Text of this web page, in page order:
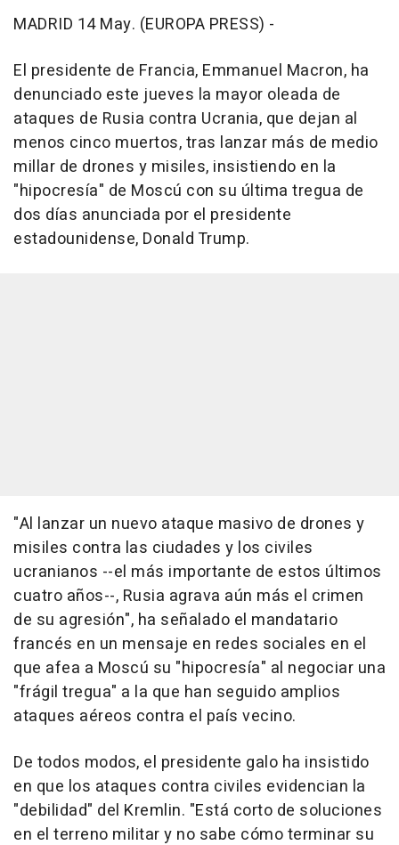
MADRID 14 May. (EUROPA PRESS) -
El presidente de Francia, Emmanuel Macron, ha
denunciado este jueves la mayor oleada de
ataques de Rusia contra Ucrania, que dejan al
menos cinco muertos, tras lanzar más de medio
millar de drones y misiles, insistiendo en la
"hipocresía" de Moscú con su última tregua de
dos días anunciada por el presidente
estadounidense, Donald Trump.
"Al lanzar un nuevo ataque masivo de drones y
misiles contra las ciudades y los civiles
ucranianos --el más importante de estos últimos
cuatro años--, Rusia agrava aún más el crimen
de su agresión", ha señalado el mandatario
francés en un mensaje en redes sociales en el
que afea a Moscú su "hipocresía" al negociar una
"frágil tregua" a la que han seguido amplios
ataques aéreos contra el país vecino.
De todos modos, el presidente galo ha insistido
en que los ataques contra civiles evidencian la
"debilidad" del Kremlin. "Está corto de soluciones
en el terreno militar y no sabe cómo terminar su